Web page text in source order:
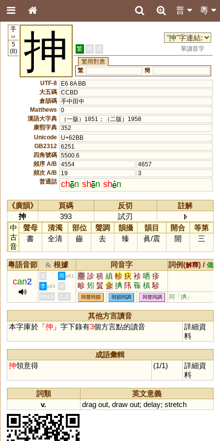
粵
普
手
64
5
(8)
抻 繁 簡 港
單讀音字
繁簡對應
繁
簡
UTF-8
E6 8A BB
大五碼 CCBD
倉頡碼 手中田中
Matthews
0
漢語大字典
（一版）1851；（二版）1958
康熙字典 352
Unicode
U+62BB
GB2312
6251
四角號碼 5500.6
頻序 A/B
4554
4657
頻次 A/B
19
3
普通話 ch n sh n sh n
《廣韻》 頁碼 反切
註解
抻
393
試刃
中
古
音
聲母 清濁 部位 聲調 韻攝 韻目 開合
等第
書
全清 齒 去 臻 眞/震 開 三
粵語音節 & 根據 同音字 詞例(解釋) / 備註
can2
黃 周 p61 塵 診 稹 縝 軫 疢 袗 哂 疹
畛 矧 鬒 㐱 捵 阠 辴 槙 駗
抮 眕 驏 紾 黰
李 p83
何
HKLS
人文 同聲同韻 同韻同調 同聲同調 同「捵 」
其他方言讀音
本字庫於「抻 」字下錄有3個方言點的讀音
詳細資
料
成語彙輯
抻領意得 (1/1)
詳細資
料
詞類
英文意義
v.
drag out, draw out; delay; stretch